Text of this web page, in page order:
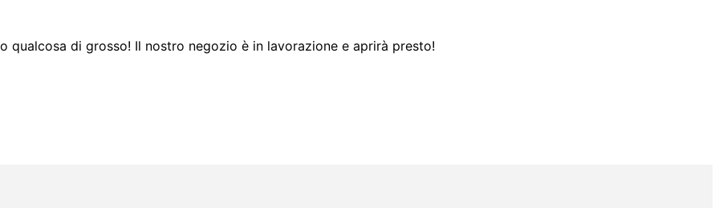
qualcosa di grosso! Il nostro negozio è in lavorazione e aprirà presto!